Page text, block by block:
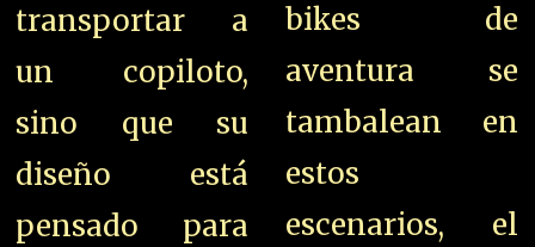
transportar a
un copiloto,
sino que su
diseño está
pensado para
bikes de
aventura se
tambalean en
estos
escenarios, el